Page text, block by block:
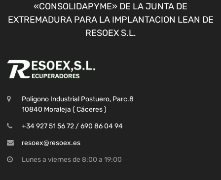
«CONSOLIDAPYME» DE LA JUNTA DE
EXTREMADURA PARA LA IMPLANTACION LEAN DE
RESOEX S.L.
Poligono Industrial Postuero, Parc.8
10840 Moraleja ( Cáceres )
+34 927 51 56 72 / 690 86 04 94
resoex@resoex.es
Lunes a viernes de 8:00 a 19:00